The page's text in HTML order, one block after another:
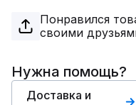
Понравился
своими
Нужна помощь?
Доставка и